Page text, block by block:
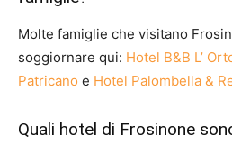
Molte famiglie che visitano
soggiornare qui: Hotel B&B L’
Patricano e Hotel Palombella &
Quali hotel di Frosinone